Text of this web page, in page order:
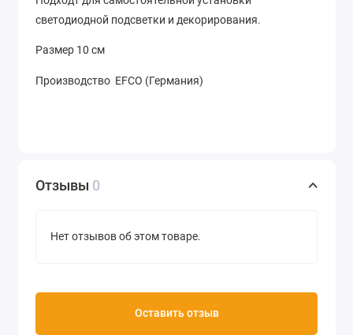
светодиодной подсветки и декорирования.
Размер 10 см
Производство EFCO (Германия)
Отзывы 0
Нет отзывов об этом товаре.
Оставить отзыв